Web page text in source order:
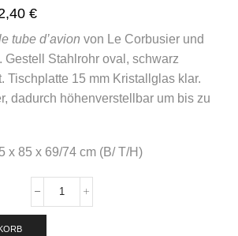
€
tube d’avion von Le Corbusier und
Gestell Stahlrohr oval, schwarz
Tischplatte 15 mm Kristallglas klar.
dadurch höhenverstellbar um bis zu
x 85 x 69/74 cm (B/ T/H)